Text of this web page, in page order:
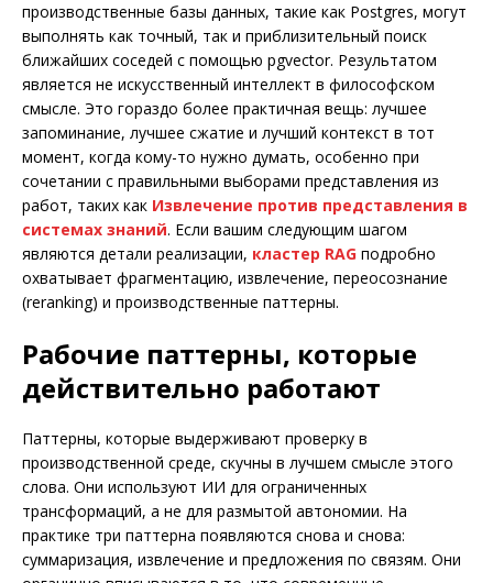
производственные базы данных, такие как Postgres, могут
выполнять как точный, так и приблизительный поиск
ближайших соседей с помощью pgvector. Результатом
является не искусственный интеллект в философском
смысле. Это гораздо более практичная вещь: лучшее
запоминание, лучшее сжатие и лучший контекст в тот
момент, когда кому-то нужно думать, особенно при
сочетании с правильными выборами представления из
работ, таких как Извлечение против представления в
системах знаний. Если вашим следующим шагом
являются детали реализации, кластер RAG подробно
охватывает фрагментацию, извлечение, переосознание
(reranking) и производственные паттерны.
Рабочие паттерны, которые
действительно работают
Паттерны, которые выдерживают проверку в
производственной среде, скучны в лучшем смысле этого
слова. Они используют ИИ для ограниченных
трансформаций, а не для размытой автономии. На
практике три паттерна появляются снова и снова:
суммаризация, извлечение и предложения по связям. Они